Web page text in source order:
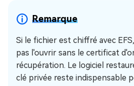
Remarque
Si le fichier est chiffré avec
pas l'ouvrir sans le certificat
récupération. Le logiciel
clé privée reste indispensable